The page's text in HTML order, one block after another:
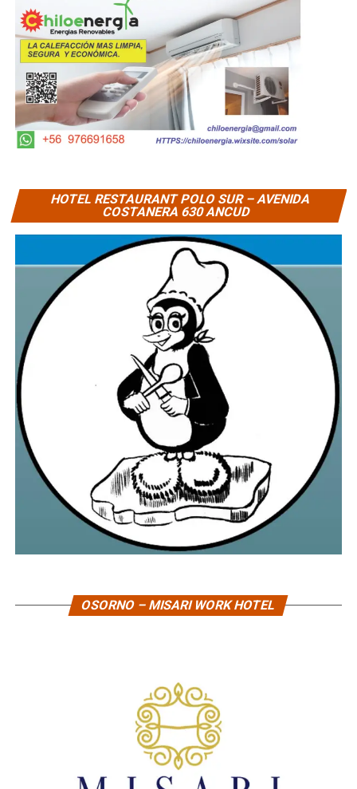
HOTEL RESTAURANT POLO SUR – AVENIDA
COSTANERA 630 ANCUD
OSORNO – MISARI WORK HOTEL